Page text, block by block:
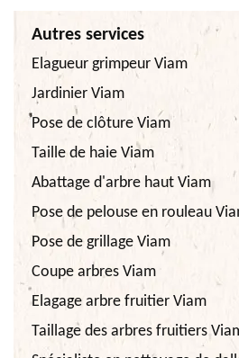
Autres services
Elagueur grimpeur Viam
Jardinier Viam
Pose de clôture Viam
Taille de haie Viam
Abattage d'arbre haut Viam
Pose de pelouse en rouleau
Pose de grillage Viam
Coupe arbres Viam
Elagage arbre fruitier Viam
Taillage des arbres fruitiers